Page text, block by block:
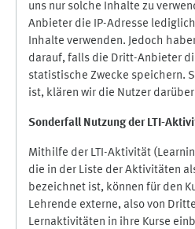
uns nur solche Inhalte zu
Anbieter die IP-Adresse
Inhalte verwenden. Jedoch
darauf, falls die Dritt-Anbieter
statistische Zwecke speichern.
ist, klären wir die Nutzer
Sonderfall Nutzung der LTI-
Mithilfe der LTI-Aktivität
die in der Liste der Aktivitäten
bezeichnet ist, können für den
Lehrende externe, also von
Lernaktivitäten in ihre Kurse